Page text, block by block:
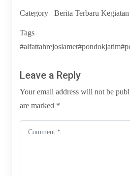
Category Berita Terbaru
Tags
Leave a Reply
Your email address will not be
are marked *